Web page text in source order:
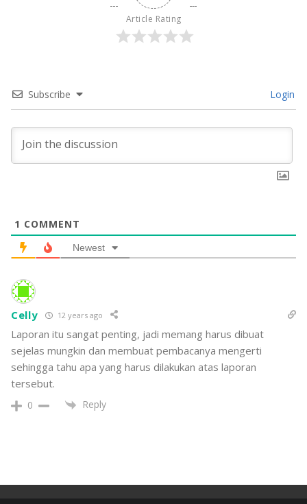
Article Rating
Subscribe Login
1 COMMENT
Newest
Celly 12 years ago
Laporan itu sangat penting, jadi memang harus dibuat
sejelas mungkin dan membuat pembacanya mengerti
sehingga tahu apa yang harus dilakukan atas laporan
tersebut.
0 Reply